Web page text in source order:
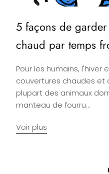
5 façons de
chaud par temps
Pour les humains, l'hiver
couvertures chaudes et
plupart des animaux
manteau de fourru...
Voir plus